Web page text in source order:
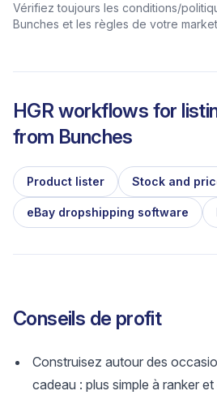
Vérifiez toujours les conditions/
Bunches et les règles de votre
HGR workflows for
from Bunches
Product lister Stock and
eBay dropshipping software
Conseils de profit
Construisez autour des
cadeau : plus simple à ranker